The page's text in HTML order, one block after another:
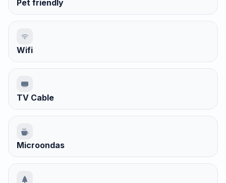
Pet friendly
Wifi
TV Cable
Microondas